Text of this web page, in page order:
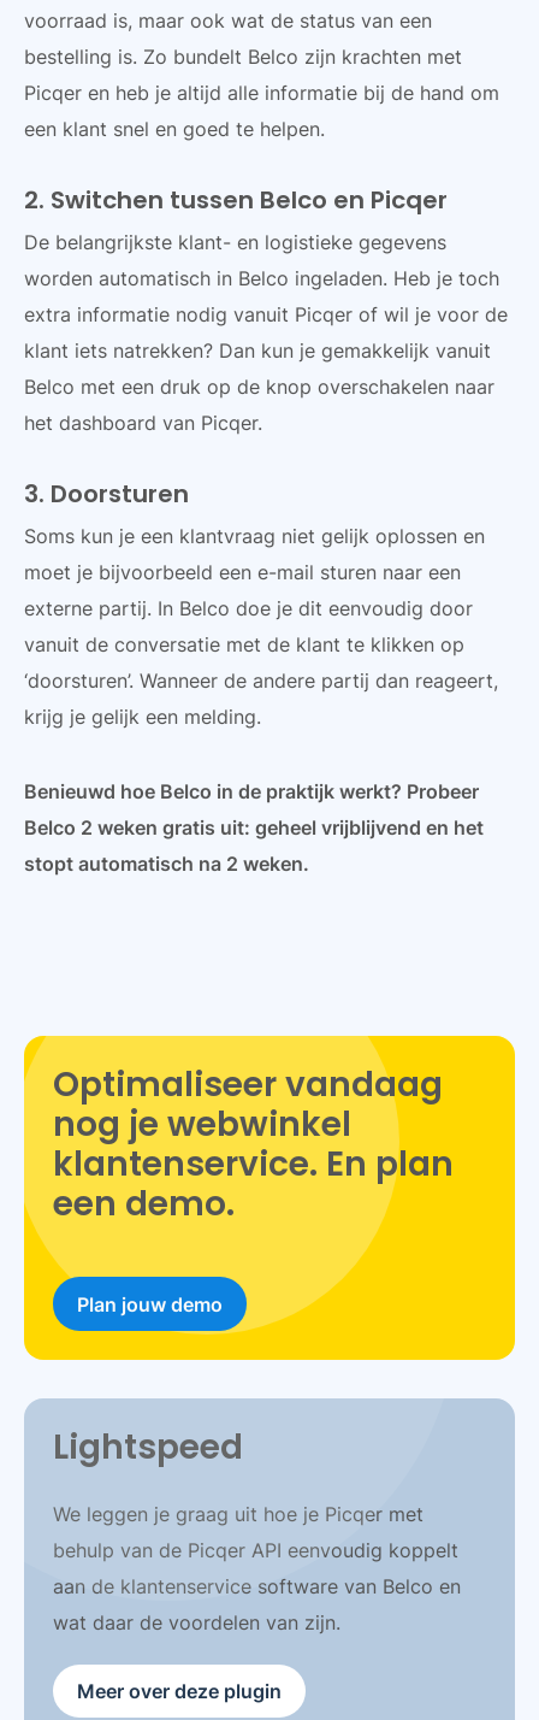
voorraad is, maar ook wat de status van een
bestelling is. Zo bundelt Belco zijn krachten met
Picqer en heb je altijd alle informatie bij de hand om
een klant snel en goed te helpen.
2. Switchen tussen Belco en Picqer
De belangrijkste klant- en logistieke gegevens
worden automatisch in Belco ingeladen. Heb je toch
extra informatie nodig vanuit Picqer of wil je voor de
klant iets natrekken? Dan kun je gemakkelijk vanuit
Belco met een druk op de knop overschakelen naar
het dashboard van Picqer.
3. Doorsturen
Soms kun je een klantvraag niet gelijk oplossen en
moet je bijvoorbeeld een e-mail sturen naar een
externe partij. In Belco doe je dit eenvoudig door
vanuit de conversatie met de klant te klikken op
‘doorsturen’. Wanneer de andere partij dan reageert,
krijg je gelijk een melding.
Benieuwd hoe Belco in de praktijk werkt? Probeer
Belco 2 weken gratis uit: geheel vrijblijvend en het
stopt automatisch na 2 weken.
Optimaliseer vandaag
nog je webwinkel
klantenservice. En plan
een demo.
Plan jouw demo
Lightspeed
We leggen je graag uit hoe je Picqer met
behulp van de Picqer API eenvoudig koppelt
aan de klantenservice software van Belco en
wat daar de voordelen van zijn.
Meer over deze plugin